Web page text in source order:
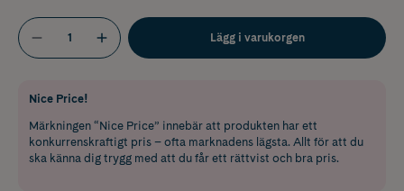
Lägg i varukorgen
Nice Price!
Märkningen “Nice Price” innebär att produkten har ett
konkurrenskraftigt pris – ofta marknadens lägsta. Allt för att du
ska känna dig trygg med att du får ett rättvist och bra pris.